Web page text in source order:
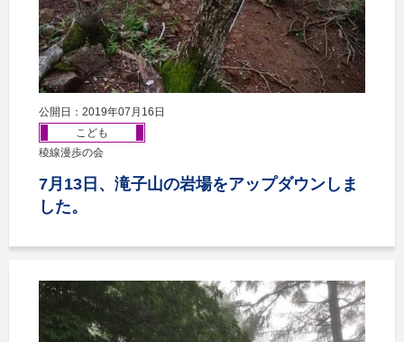
公開日：2019年07月16日
こども
稜線漫歩の会
7月13日、滝子山の岩場をアップダウンしま
した。